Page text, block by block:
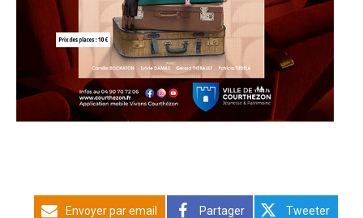
Envoyer par email Partager Tweeter